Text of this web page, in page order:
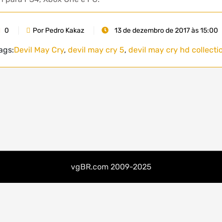
0 Por Pedro Kakaz 13 de dezembro de 2017 às 15:00
Devil May Cry, devil may cry 5, devil may cry hd
vgBR.com 2009-2025